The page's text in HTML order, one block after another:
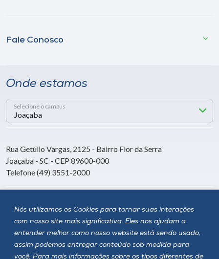
Nós utilizamos os Cookies para tornar suas interações
com nosso site mais significativa. Eles nos ajudam a
entender melhor como nosso website está sendo usado,
assim podemos entregar conteúdo sob medida para
você. Para mais informações sobre os tipos diferentes de
Fale Conosco
Onde estamos
Selecione o campus
Rua Getúlio Vargas, 2125 - Bairro Flor da Serra
Joaçaba - SC - CEP 89600-000
Telefone (49) 3551-2000
Siga a Unoesc